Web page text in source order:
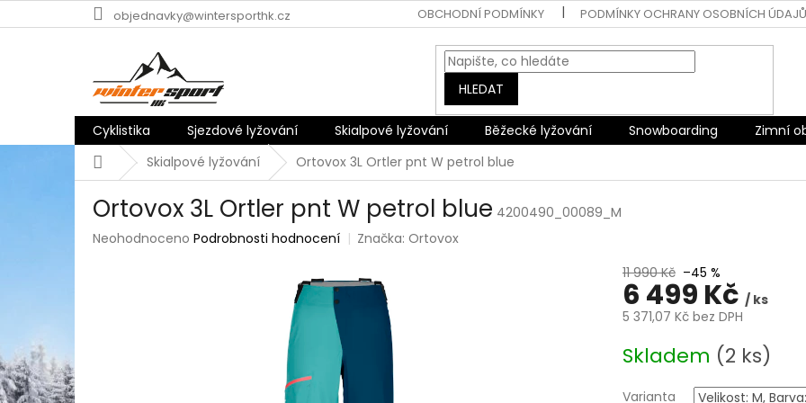
na
objednavky@wintersporthk.cz OBCHODNÍ PODMÍNKY PODMÍNKY OCHRANY OSOBNÍCH ÚDAJŮ
HLEDAT
Cyklistika Sjezdové lyžování Skialpové lyžování Běžecké lyžování Snowboarding Zimní
DomůSkialpové lyžování Ortovox 3L Ortler pnt W petrol blue
Ortovox 3L Ortler pnt W petrol blue 4200490_00089_M
Průměrné
Neohodnoceno Podrobnosti hodnocení Značka:Ortovox
11 990 Kč –45 %
6 499 Kč / ks
5 371,07 Kč bez DPH
cena:
Skladem (2 ks)
Varianta